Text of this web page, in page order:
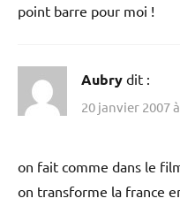
point barre pour moi !
Aubry dit :
20 janvier 2007
on fait comme dans le
on transforme la france